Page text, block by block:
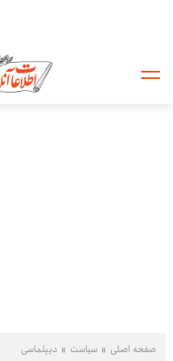
صفحه اصلی سیاست دیپلماسی